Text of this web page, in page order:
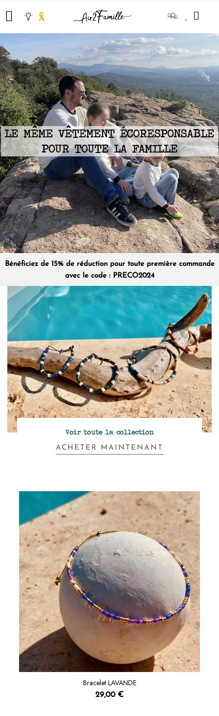
LE MÊME VÊTEMENT ÉCORESPONSABLE
POUR TOUTE LA FAMILLE
Bénéficiez de 15% de réduction pour toute première commande
avec le code : PRECO2024
Voir toute la collection
ACHETER MAINTENANT
Bracelet LAVANDE
29,00 €